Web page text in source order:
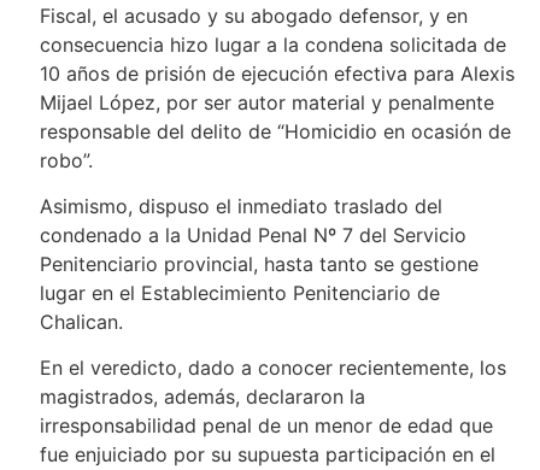
Fiscal, el acusado y su abogado defensor, y en
consecuencia hizo lugar a la condena solicitada de
10 años de prisión de ejecución efectiva para Alexis
Mijael López, por ser autor material y penalmente
responsable del delito de “Homicidio en ocasión de
robo”.
Asimismo, dispuso el inmediato traslado del
condenado a la Unidad Penal Nº 7 del Servicio
Penitenciario provincial, hasta tanto se gestione
lugar en el Establecimiento Penitenciario de
Chalican.
En el veredicto, dado a conocer recientemente, los
magistrados, además, declararon la
irresponsabilidad penal de un menor de edad que
fue enjuiciado por su supuesta participación en el